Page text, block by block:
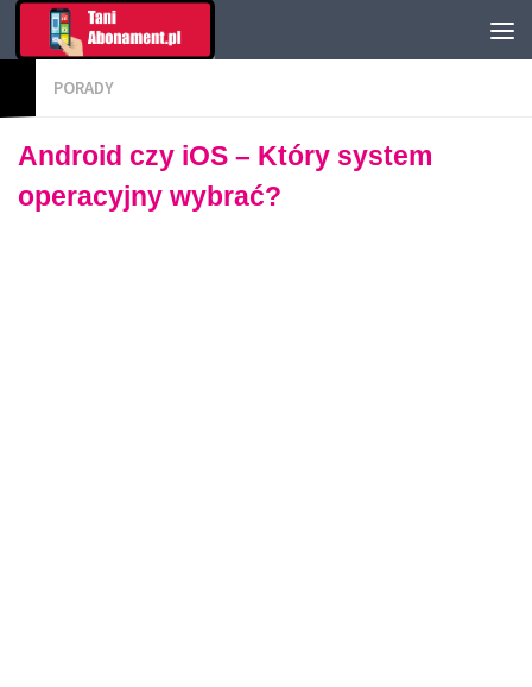
PORADY
Android czy iOS – Który system
operacyjny wybrać?